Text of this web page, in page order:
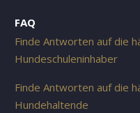
FAQ
Finde Antworten auf die
Hundeschuleninhaber
Finde Antworten auf die
Hundehaltende